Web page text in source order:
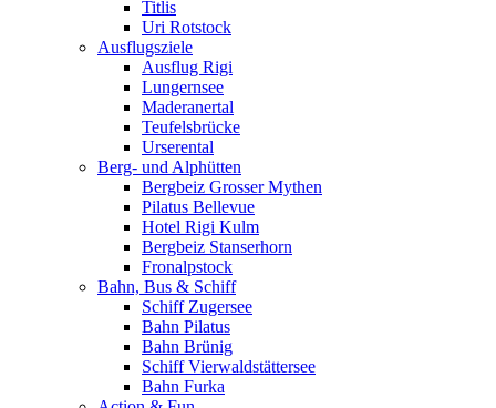
Titlis
Uri Rotstock
Ausflugsziele
Ausflug Rigi
Lungernsee
Maderanertal
Teufelsbrücke
Urserental
Berg- und Alphütten
Bergbeiz Grosser Mythen
Pilatus Bellevue
Hotel Rigi Kulm
Bergbeiz Stanserhorn
Fronalpstock
Bahn, Bus & Schiff
Schiff Zugersee
Bahn Pilatus
Bahn Brünig
Schiff Vierwaldstättersee
Bahn Furka